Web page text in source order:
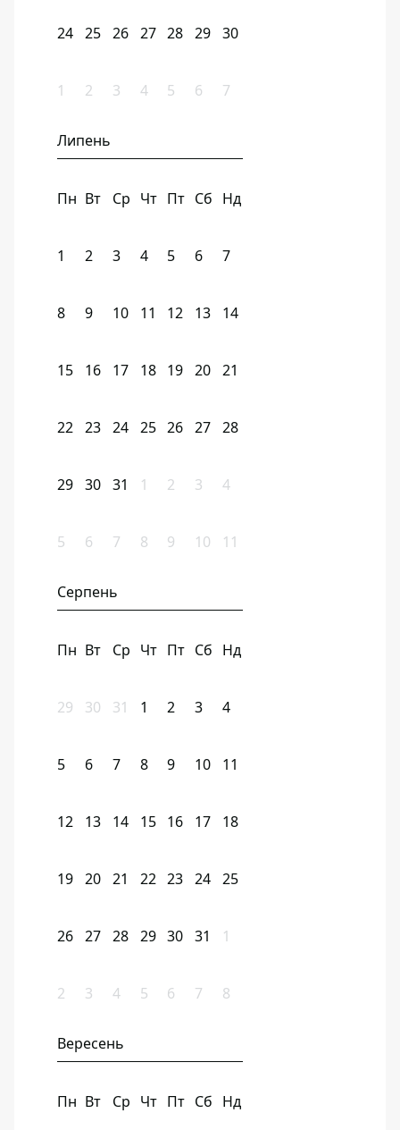
24 25 26 27 28 29 30
1 2 3 4 5 6 7
Липень
Пн Вт Ср Чт Пт Сб Нд
1 2 3 4 5 6 7
8 9 10 11 12 13 14
15 16 17 18 19 20 21
22 23 24 25 26 27 28
29 30 31 1 2 3 4
5 6 7 8 9 10 11
Серпень
Пн Вт Ср Чт Пт Сб Нд
29 30 31 1 2 3 4
5 6 7 8 9 10 11
12 13 14 15 16 17 18
19 20 21 22 23 24 25
26 27 28 29 30 31 1
2 3 4 5 6 7 8
Вересень
Пн Вт Ср Чт Пт Сб Нд